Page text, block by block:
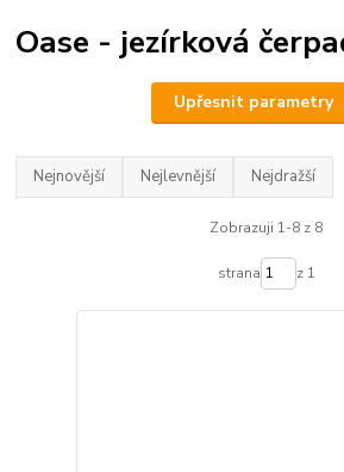
Oase - jezírková
Upřesnit parametry
Nejnovější Nejlevnější Nejdražší
Zobrazuji 1-8 z 8
strana z 1